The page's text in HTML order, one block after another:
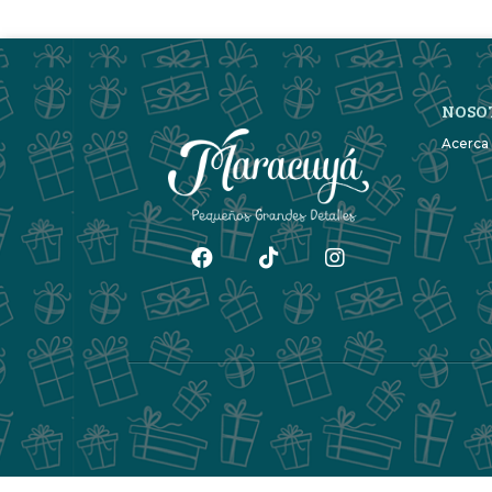
Acerca